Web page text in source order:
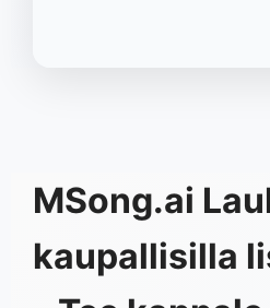
MSong.ai
kaupallisilla